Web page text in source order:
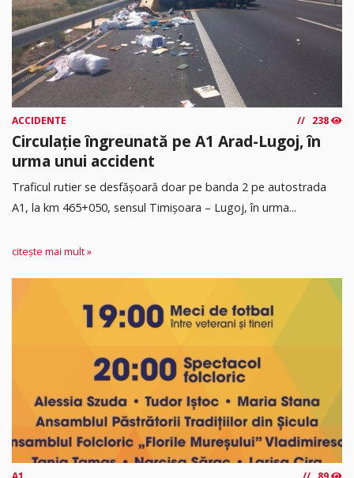
ACCIDENTE 238
Circulație îngreunată pe A1 Arad-Lugoj, în
urma unui accident
Traficul rutier se desfășoară doar pe banda 2 pe autostrada
A1, la km 465+050, sensul Timişoara – Lugoj, în urma...
citește mai mult »